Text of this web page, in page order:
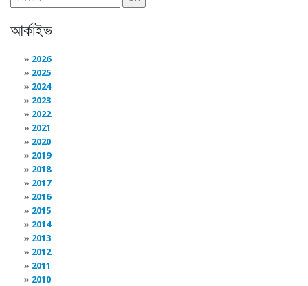
আর্কাইভ
2026
2025
2024
2023
2022
2021
2020
2019
2018
2017
2016
2015
2014
2013
2012
2011
2010